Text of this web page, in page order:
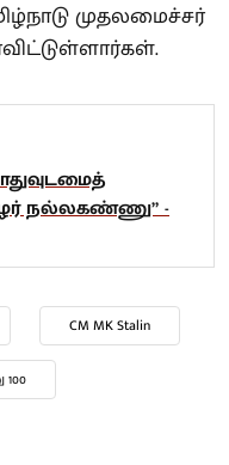
முதலமைச்சர்
நல்லகண்ணு” -
CM MK Stalin